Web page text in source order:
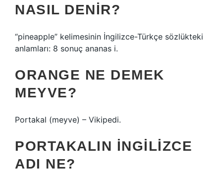
NASIL DENIR?
“pineapple” kelimesinin İngilizce-Türkçe sözlükteki
anlamları: 8 sonuç ananas i.
ORANGE NE DEMEK
MEYVE?
Portakal (meyve) – Vikipedi.
PORTAKALIN INGILIZCE
ADI NE?